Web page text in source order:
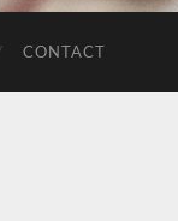
CONTACT